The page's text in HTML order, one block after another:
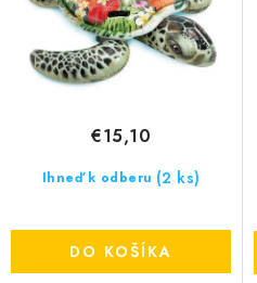
Ihneď k odberu (2 ks)
€15,10
DO KOŠÍKA